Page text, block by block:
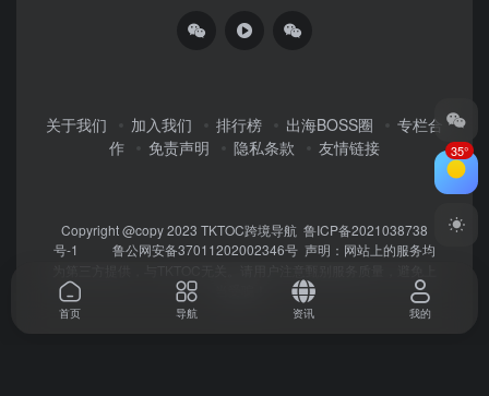
关于我们 加入我们 排行榜 出海BOSS圈
专栏合
作
免责声明 隐私条款 友情链接
Copyright @copy 2023 TKTOC跨境导航 鲁ICP备2021038738
号-1
鲁公网安备37011202002346号 声明：网站上的服务均
35°
首页 导航 资讯 我的